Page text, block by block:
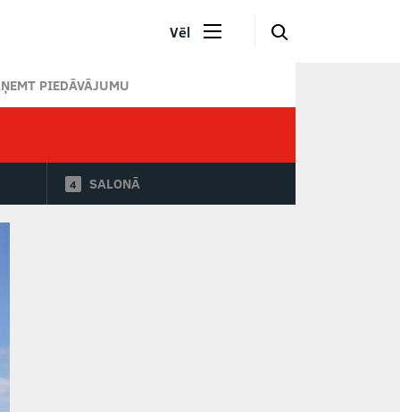
Vēl 🔎
PIEDĀVĀJUMU
SALONĀ